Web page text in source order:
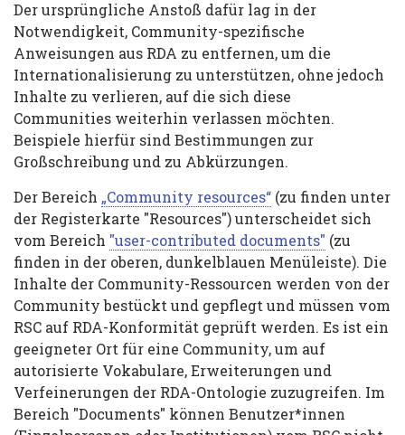
Der ursprüngliche Anstoß dafür lag in der
Notwendigkeit, Community-spezifische
Anweisungen aus RDA zu entfernen, um die
Internationalisierung zu unterstützen, ohne jedoch
Inhalte zu verlieren, auf die sich diese
Communities weiterhin verlassen möchten.
Beispiele hierfür sind Bestimmungen zur
Großschreibung und zu Abkürzungen.
Der Bereich „Community resources“ (zu finden unter
der Registerkarte "Resources") unterscheidet sich
vom Bereich "user-contributed documents" (zu
finden in der oberen, dunkelblauen Menüleiste). Die
Inhalte der Community-Ressourcen werden von der
Community bestückt und gepflegt und müssen vom
RSC auf RDA-Konformität geprüft werden. Es ist ein
geeigneter Ort für eine Community, um auf
autorisierte Vokabulare, Erweiterungen und
Verfeinerungen der RDA-Ontologie zuzugreifen. Im
Bereich "Documents" können Benutzer*innen